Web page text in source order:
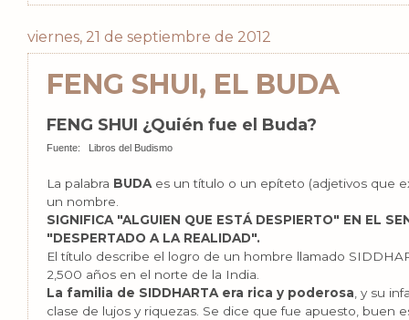
viernes, 21 de septiembre de 2012
FENG SHUI, EL BUDA
FENG SHUI ¿Quién fue el Buda?
Fuente: Libros del Budismo
La palabra BUDA es un título o un epíteto (adjetivos que
un nombre.
SIGNIFICA "ALGUIEN QUE ESTÁ DESPIERTO" EN EL
"DESPERTADO A LA REALIDAD".
El título describe el logro de un hombre llamado
2,500 años en el norte de la India.
La familia de SIDDHARTA era rica y poderosa , y su
clase de lujos y riquezas. Se dice que fue apuesto, buen